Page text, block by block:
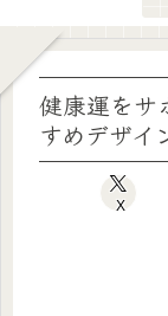
健康運をサ
すめデザイ
X